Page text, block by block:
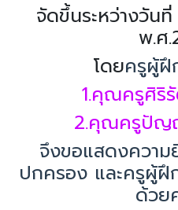
จัดขึ้นระหว่างวัน
พ.ศ
โดยครูผู้ฝึ
1.คุณครูศิริ
2.คุณครูปัญ
จึงขอแสดงควา
ปกครอง และครูผู้
ด้วย